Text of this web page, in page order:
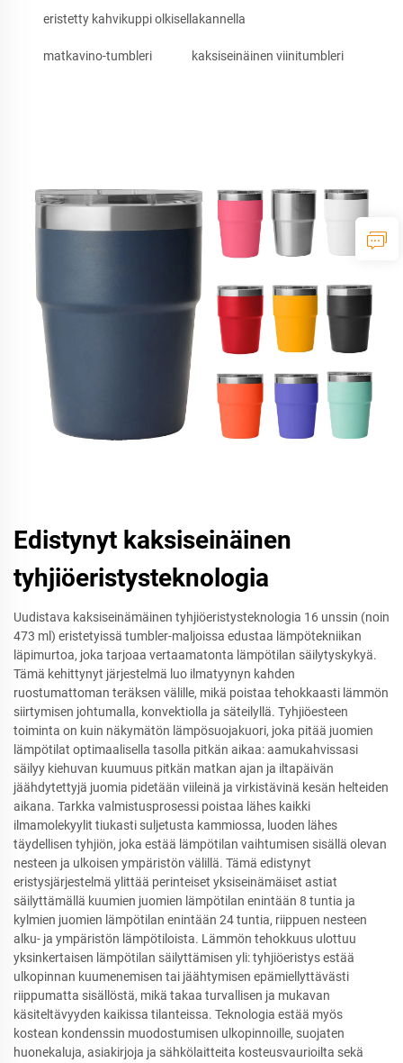
eristetty kahvikuppi olkisellakannella
matkavino-tumbleri kaksiseinäinen viinitumbleri
Edistynyt kaksiseinäinen
tyhjiöeristysteknologia
Uudistava kaksiseinämäinen tyhjiöeristysteknologia 16 unssin (noin
473 ml) eristetyissä tumbler-maljoissa edustaa lämpötekniikan
läpimurtoa, joka tarjoaa vertaamatonta lämpötilan säilytyskykyä.
Tämä kehittynyt järjestelmä luo ilmatyynyn kahden
ruostumattoman teräksen välille, mikä poistaa tehokkaasti lämmön
siirtymisen johtumalla, konvektiolla ja säteilyllä. Tyhjiöesteen
toiminta on kuin näkymätön lämpösuojakuori, joka pitää juomien
lämpötilat optimaalisella tasolla pitkän aikaa: aamukahvissasi
säilyy kiehuvan kuumuus pitkän matkan ajan ja iltapäivän
jäähdytettyjä juomia pidetään viileinä ja virkistävinä kesän helteiden
aikana. Tarkka valmistusprosessi poistaa lähes kaikki
ilmamolekyylit tiukasti suljetusta kammiossa, luoden lähes
täydellisen tyhjiön, joka estää lämpötilan vaihtumisen sisällä olevan
nesteen ja ulkoisen ympäristön välillä. Tämä edistynyt
eristysjärjestelmä ylittää perinteiset yksiseinämäiset astiat
säilyttämällä kuumien juomien lämpötilan enintään 8 tuntia ja
kylmien juomien lämpötilan enintään 24 tuntia, riippuen nesteen
alku- ja ympäristön lämpötiloista. Lämmön tehokkuus ulottuu
yksinkertaisen lämpötilan säilyttämisen yli: tyhjiöeristys estää
ulkopinnan kuumenemisen tai jäähtymisen epämiellyttävästi
riippumatta sisällöstä, mikä takaa turvallisen ja mukavan
käsiteltävyyden kaikissa tilanteissa. Teknologia estää myös
kostean kondenssin muodostumisen ulkopinnoille, suojaten
huonekaluja, asiakirjoja ja sähkölaitteita kosteusvaurioilta sekä